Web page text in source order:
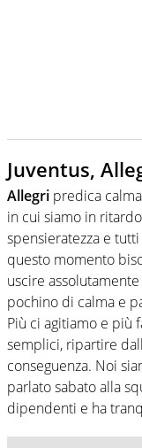
Juventus,
Allegri predica
in cui siamo in
spensieratezza e
questo momento
uscire
pochino di calma e
Più ci agitiamo e più
semplici, ripartire
conseguenza. Noi
parlato sabato alla
dipendenti e ha